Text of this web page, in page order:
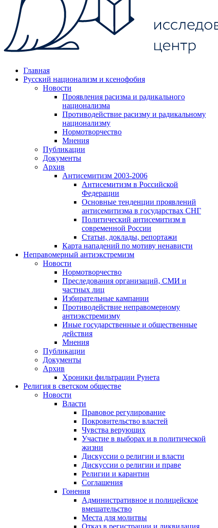
Главная
Русский национализм и ксенофобия
Новости
Проявления расизма и радикального
национализма
Противодействие расизму и радикальному
национализму
Нормотворчество
Мнения
Публикации
Документы
Архив
Антисемитизм 2003-2006
Антисемитизм в Российской
Федерации
Основные тенденции проявлений
антисемитизма в государствах СНГ
Политический антисемитизм в
современной России
Статьи, доклады, репортажи
Карта нападений по мотиву ненависти
Неправомерный антиэкстремизм
Новости
Нормотворчество
Преследования организаций, СМИ и
частных лиц
Избирательные кампании
Противодействие неправомерному
антиэкстремизму
Иные государственные и общественные
действия
Мнения
Публикации
Документы
Архив
Хроники фильтрации Рунета
Религия в светском обществе
Новости
Власти
Правовое регулирование
Покровительство властей
Чувства верующих
Участие в выборах и в политической
жизни
Дискуссии о религии и власти
Дискуссии о религии и праве
Религии и карантин
Соглашения
Гонения
Административное и полицейское
вмешательство
Места для молитвы